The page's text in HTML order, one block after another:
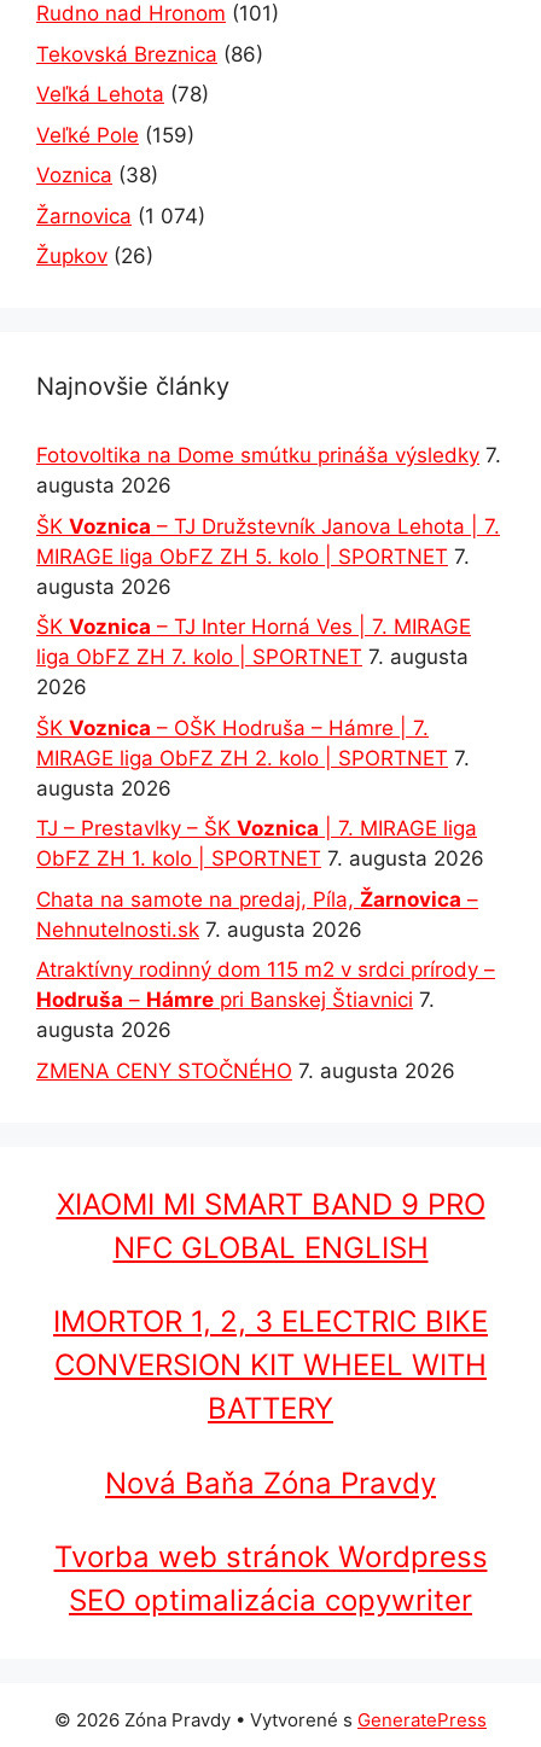
Rudno nad Hronom (101)
Tekovská Breznica (86)
Veľká Lehota (78)
Veľké Pole (159)
Voznica (38)
Žarnovica (1 074)
Župkov (26)
Najnovšie články
Fotovoltika na Dome smútku prináša výsledky 7.
augusta 2026
ŠK Voznica – TJ Družstevník Janova Lehota | 7.
MIRAGE liga ObFZ ZH 5. kolo | SPORTNET 7.
augusta 2026
ŠK Voznica – TJ Inter Horná Ves | 7. MIRAGE
liga ObFZ ZH 7. kolo | SPORTNET 7. augusta
2026
ŠK Voznica – OŠK Hodruša – Hámre | 7.
MIRAGE liga ObFZ ZH 2. kolo | SPORTNET 7.
augusta 2026
TJ – Prestavlky – ŠK Voznica | 7. MIRAGE liga
ObFZ ZH 1. kolo | SPORTNET 7. augusta 2026
Chata na samote na predaj, Píla, Žarnovica –
Nehnutelnosti.sk 7. augusta 2026
Atraktívny rodinný dom 115 m2 v srdci prírody –
Hodruša – Hámre pri Banskej Štiavnici 7.
augusta 2026
ZMENA CENY STOČNÉHO 7. augusta 2026
XIAOMI MI SMART BAND 9 PRO
NFC GLOBAL ENGLISH
IMORTOR 1, 2, 3 ELECTRIC BIKE
CONVERSION KIT WHEEL WITH
BATTERY
Nová Baňa Zóna Pravdy
Tvorba web stránok Wordpress
SEO optimalizácia copywriter
© 2026 Zóna Pravdy • Vytvorené s GeneratePress